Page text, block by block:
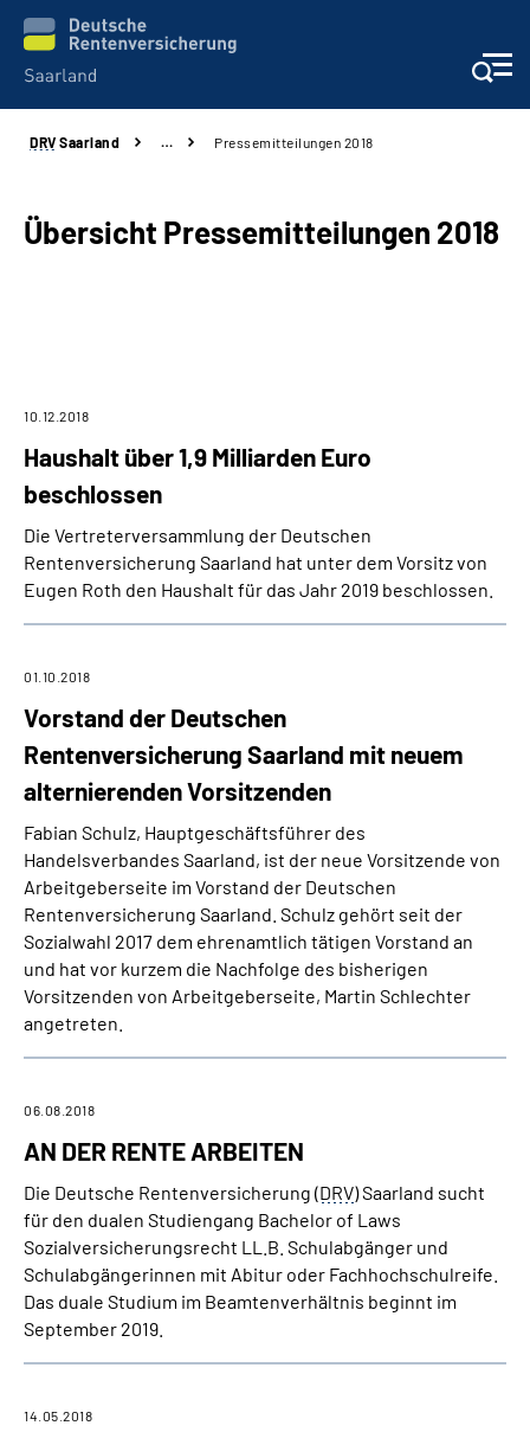
Aktuelles
Services
Karriere
Über uns
Online-Services
Leichte Sprache
Mein Kundenportal
DRV Saarland … Pressemitteilungen 2018
Übersicht Pressemitteilungen 2018
Haushalt über 1,9 Milliarden Euro
beschlossen
10.12.2018
Die Vertreterversammlung der Deutschen
Rentenversicherung Saarland hat unter dem Vorsitz von
Eugen Roth den Haushalt für das Jahr 2019 beschlossen.
Vorstand der Deutschen
Rentenversicherung Saarland mit neuem
alternierenden Vorsitzenden
01.10.2018
Fabian Schulz, Hauptgeschäftsführer des
Handelsverbandes Saarland, ist der neue Vorsitzende von
Arbeitgeberseite im Vorstand der Deutschen
Rentenversicherung Saarland. Schulz gehört seit der
Sozialwahl 2017 dem ehrenamtlich tätigen Vorstand an
und hat vor kurzem die Nachfolge des bisherigen
Vorsitzenden von Arbeitgeberseite, Martin Schlechter
angetreten.
AN DER RENTE ARBEITEN
06.08.2018
Die Deutsche Rentenversicherung (DRV) Saarland sucht
für den dualen Studiengang Bachelor of Laws
Sozialversicherungsrecht LL.B. Schulabgänger und
Schulabgängerinnen mit Abitur oder Fachhochschulreife.
Das duale Studium im Beamtenverhältnis beginnt im
September 2019.
14.05.2018